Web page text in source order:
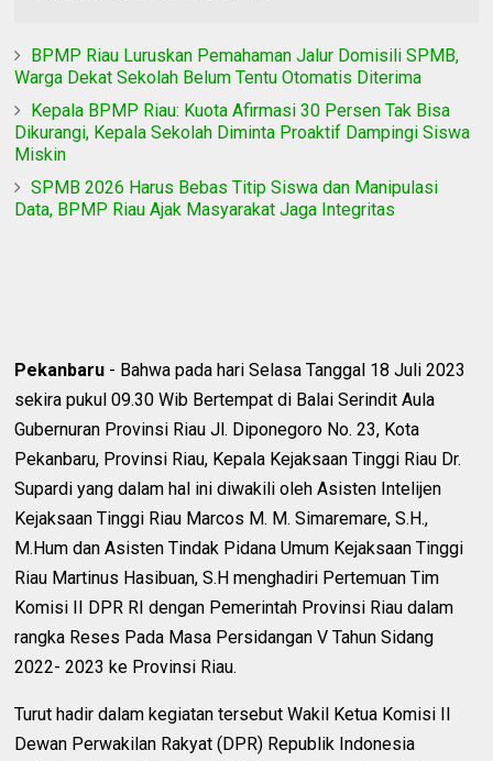
BPMP Riau Luruskan Pemahaman Jalur Domisili SPMB,
Warga Dekat Sekolah Belum Tentu Otomatis Diterima
Kepala BPMP Riau: Kuota Afirmasi 30 Persen Tak Bisa
Dikurangi, Kepala Sekolah Diminta Proaktif Dampingi Siswa
Miskin
SPMB 2026 Harus Bebas Titip Siswa dan Manipulasi
Data, BPMP Riau Ajak Masyarakat Jaga Integritas
Pekanbaru - Bahwa pada hari Selasa Tanggal 18 Juli 2023
sekira pukul 09.30 Wib Bertempat di Balai Serindit Aula
Gubernuran Provinsi Riau Jl. Diponegoro No. 23, Kota
Pekanbaru, Provinsi Riau, Kepala Kejaksaan Tinggi Riau Dr.
Supardi yang dalam hal ini diwakili oleh Asisten Intelijen
Kejaksaan Tinggi Riau Marcos M. M. Simaremare, S.H.,
M.Hum dan Asisten Tindak Pidana Umum Kejaksaan Tinggi
Riau Martinus Hasibuan, S.H menghadiri Pertemuan Tim
Komisi II DPR RI dengan Pemerintah Provinsi Riau dalam
rangka Reses Pada Masa Persidangan V Tahun Sidang
2022- 2023 ke Provinsi Riau.
Turut hadir dalam kegiatan tersebut Wakil Ketua Komisi II
Dewan Perwakilan Rakyat (DPR) Republik Indonesia